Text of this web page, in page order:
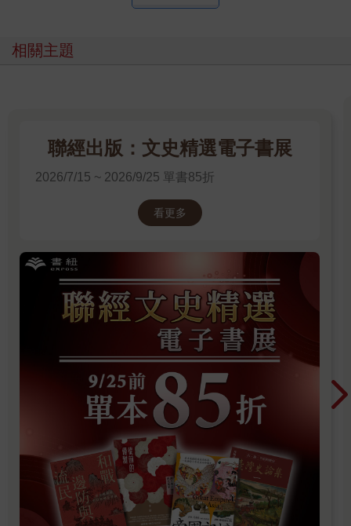
相關主題
聯經出版：文史精選電子書展
2026/7/15 ~ 2026/9/25 單書85折
看更多